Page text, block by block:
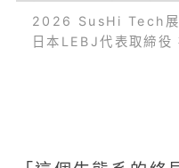
2026 SusHi Tech展
日本LEBJ代表取締役